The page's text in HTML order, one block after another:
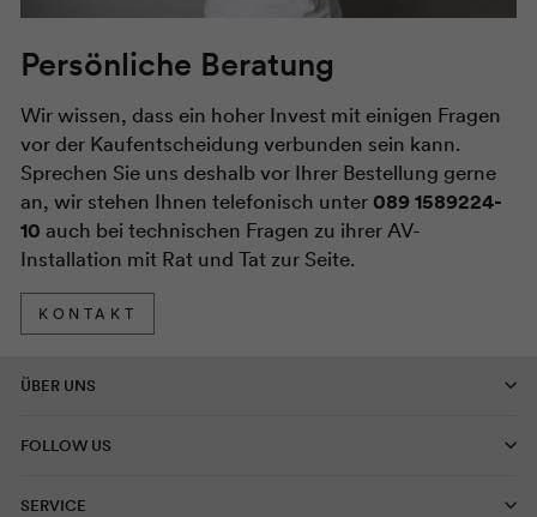
Persönliche Beratung
Wir wissen, dass ein hoher Invest mit einigen Fragen
vor der Kaufentscheidung verbunden sein kann.
Sprechen Sie uns deshalb vor Ihrer Bestellung gerne
an, wir stehen Ihnen telefonisch unter 089 1589224-
10 auch bei technischen Fragen zu ihrer AV-
Installation mit Rat und Tat zur Seite.
KONTAKT
ÜBER UNS
FOLLOW US
SERVICE